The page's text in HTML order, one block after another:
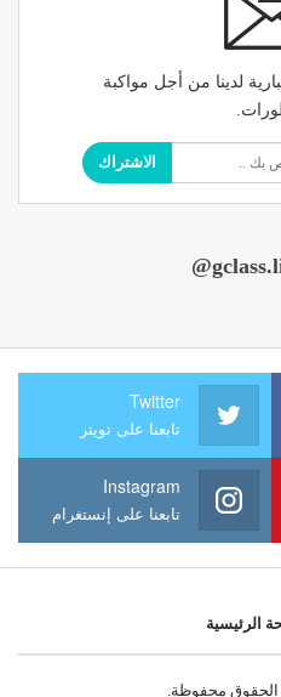
لدينا من أجل مواكبة
الاشتراك
Twitter
تابعنا على تويتر
Instagram
تابعنا على إنستغرام
الرئيسية